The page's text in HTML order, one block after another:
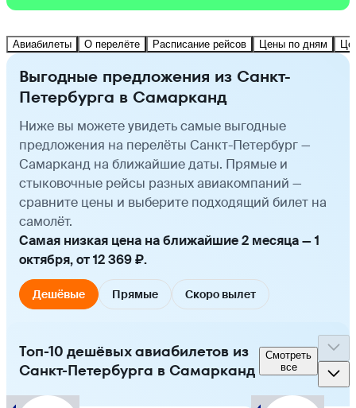
Авиабилеты О перелёте Расписание рейсов Цены по дням
Выгодные предложения из Санкт-
Петербурга в Самарканд
Ниже вы можете увидеть самые выгодные
предложения на перелёты Санкт-Петербург —
Самарканд на ближайшие даты. Прямые и
стыковочные рейсы разных авиакомпаний —
сравните цены и выберите подходящий билет на
самолёт.
Самая низкая цена на ближайшие 2 месяца — 1
октября, от 12 369 ₽.
Дешёвые Прямые Скоро вылет
Топ-10 дешёвых авиабилетов из
Санкт-Петербурга в Самарканд
Смотреть
все